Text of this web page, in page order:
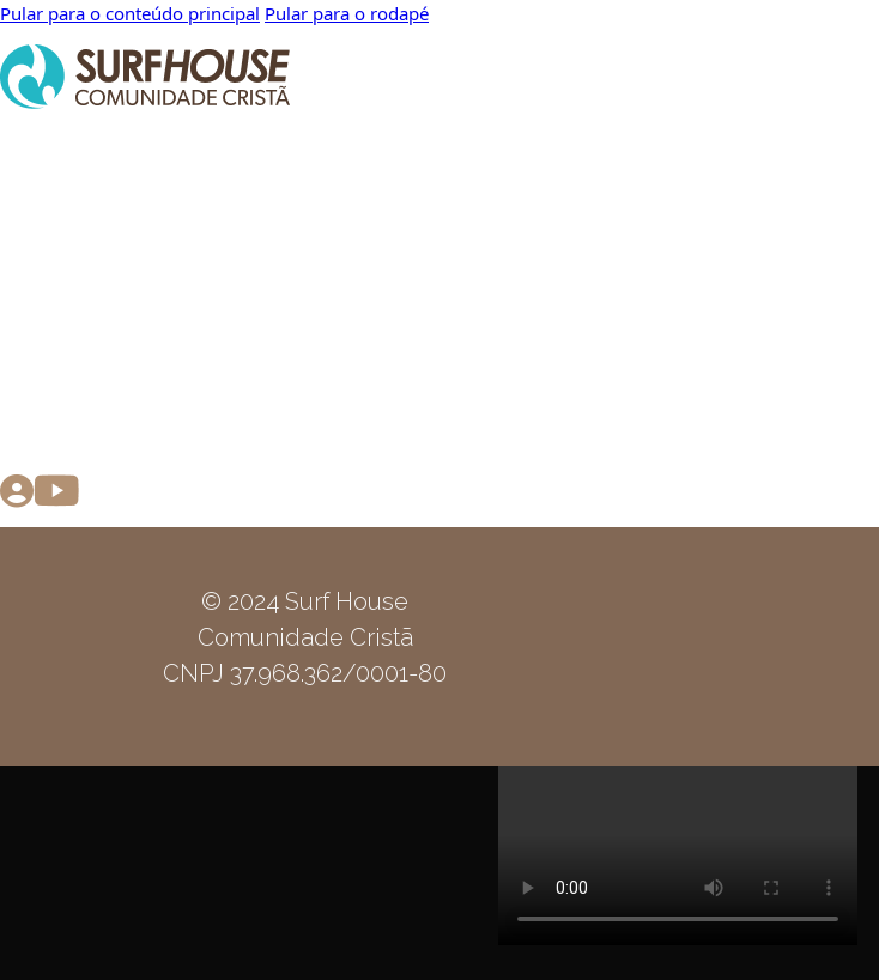
Pular para o conteúdo principal Pular para o rodapé
© 2024 Surf House
Comunidade Cristã
CNPJ 37.968.362/0001-80